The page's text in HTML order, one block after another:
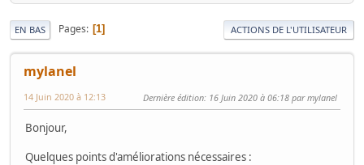
EN BAS Pages 1 ACTIONS DE L'UTILISATEUR
mylanel
14 Juin 2020 à 12:13 Dernière édition: 16 Juin 2020 à 06:18 par mylanel
Bonjour,
Quelques points d'améliorations nécessaires :